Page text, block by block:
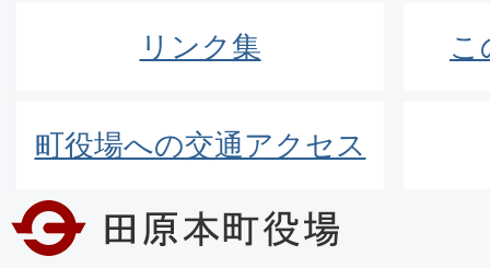
リンク集 こ
町役場への交通アクセス